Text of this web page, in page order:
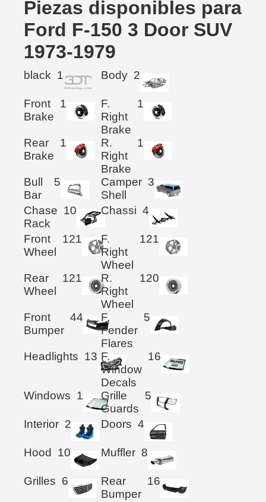
Piezas disponibles para
Ford F-150 3 Door SUV
1973-1979
black 1 Body 2
Front
Brake
1
F.
Right
Brake
1
Rear
Brake
1
R.
Right
Brake
1
Bull
Bar
5
Camper
Shell
3
Chase
Rack
10 Chassi 4
Front
Wheel
121
F.
Right
Wheel
121
Rear
Wheel
121
R.
Right
Wheel
120
Front
Bumper
44
F.
Fender
Flares
5
Headlights 13 F.
Window
Decals
16
Windows 1
Grille
Guards
5
Interior 2 Doors 4
Hood 10 Muffler 8
Grilles 6
Rear
Bumper
16